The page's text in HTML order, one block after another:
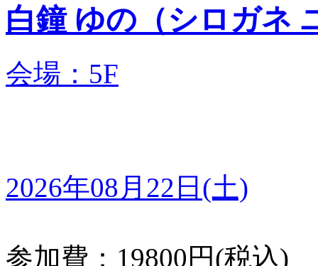
白鐘 ゆの（シ
会場：5F
2026年08月22日(土)
参加費：19800円(税込)